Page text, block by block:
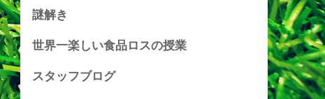
謎解き
世界一楽しい食品ロスの授業
スタッフブログ